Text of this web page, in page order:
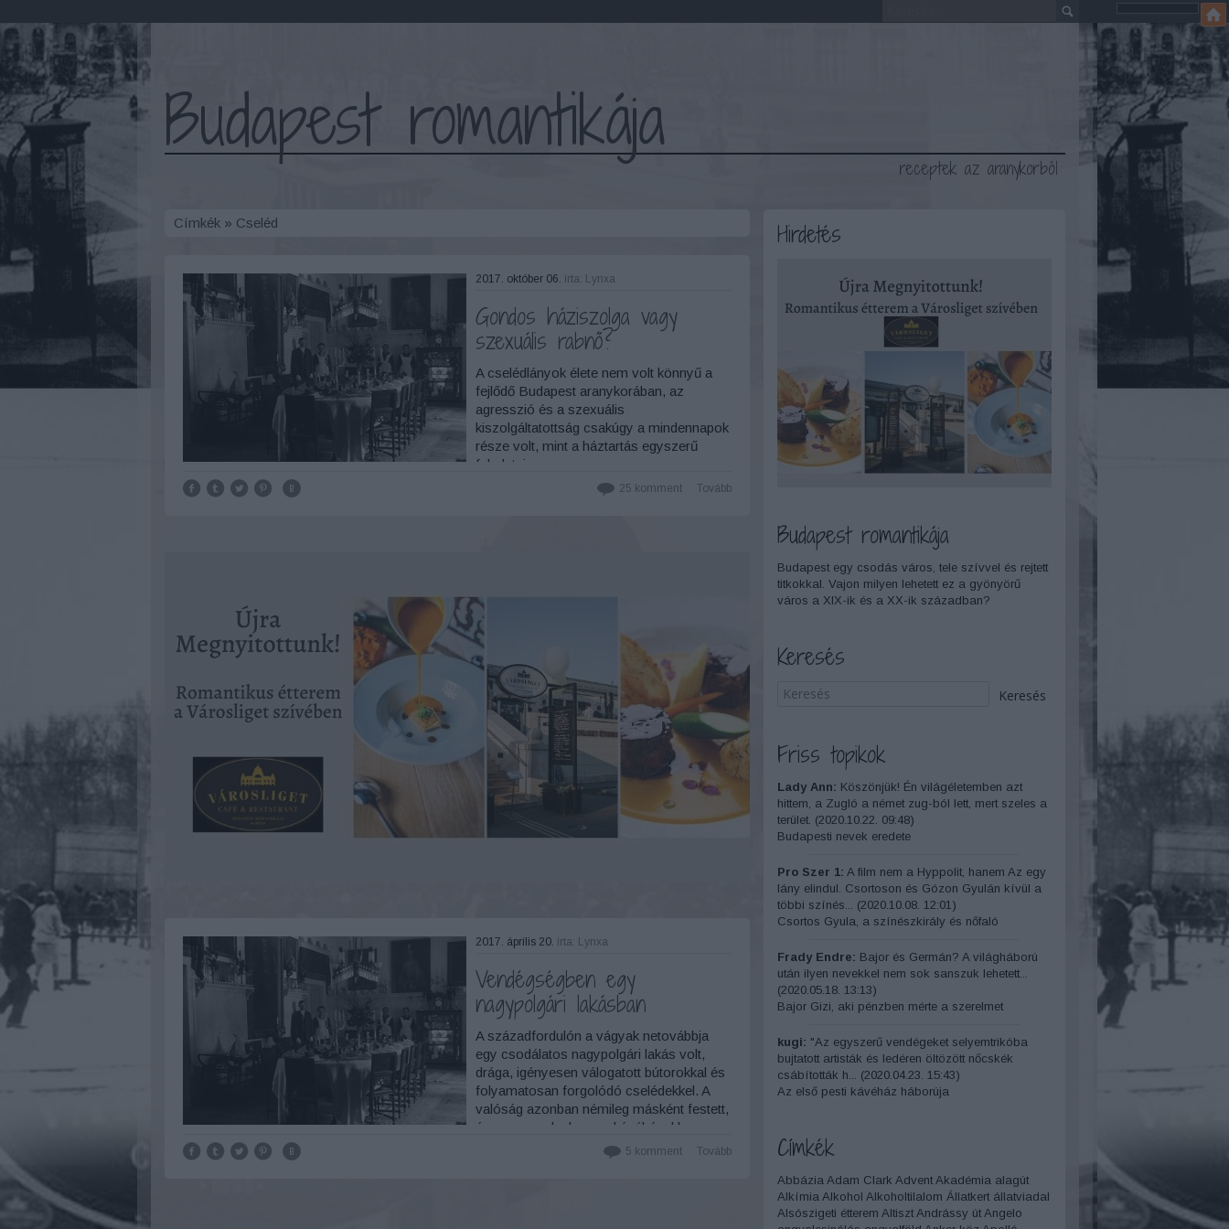
Budapest romantikája
receptek az aranykorból
Címkék» Cseléd
2017. október 06. írta: Lynxa
Gondos háziszolga vagy
szexuális rabnő?
A cselédlányok élete nem volt könnyű a
fejlődő Budapest aranykorában, az
agresszió és a szexuális
kiszolgáltatottság csakúgy a mindennapok
része volt, mint a háztartás egyszerű
feladatai.
Tovább
25 komment
2017. április 20. írta: Lynxa
Vendégségben egy
nagypolgári lakásban
A századfordulón a vágyak netovábbja
egy csodálatos nagypolgári lakás volt,
drága, igényesen válogatott bútorokkal és
folyamatosan forgolódó cselédekkel. A
valóság azonban némileg másként festett,
és nem csoda, hogy a kávéházakban
gyakran találkozhattunk abban az időben a
Tovább
5 komment
Hirdetés
Budapest romantikája
Budapest egy csodás város, tele szívvel és rejtett
titkokkal. Vajon milyen lehetett ez a gyönyörű
város a XIX-ik és a XX-ik században?
Keresés
Friss topikok
Lady Ann: Köszönjük! Én világéletemben azt
hittem, a Zugló a német zug-ból lett, mert szeles a
terület. (2020.10.22. 09:48)
Budapesti nevek eredete
Pro Szer 1: A film nem a Hyppolit, hanem Az egy
lány elindul. Csortoson és Gózon Gyulán kívül a
többi színés... (2020.10.08. 12:01)
Csortos Gyula, a színészkirály és nőfaló
Frady Endre: Bajor és Germán? A világháború
után ilyen nevekkel nem sok sanszuk lehetett...
(2020.05.18. 13:13)
Bajor Gizi, aki pénzben mérte a szerelmet
kugi: "Az egyszerű vendégeket selyemtrikóba
bujtatott artisták és ledéren öltözött nőcskék
csábították h... (2020.04.23. 15:43)
Az első pesti kávéház háborúja
Címkék
Abbázia Adam Clark Advent Akadémia alagút
Alkímia Alkohol Alkoholtilalom Állatkert állatviadal
Alsószigeti étterem Altiszt Andrássy út Angelo